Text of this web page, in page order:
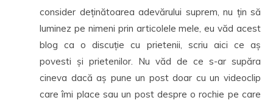
consider deținătoarea adevărului suprem, nu țin să
luminez pe nimeni prin articolele mele, eu văd acest
blog ca o discuție cu prietenii, scriu aici ce aș
povesti și prietenilor. Nu văd de ce s-ar supăra
cineva dacă aș pune un post doar cu un videoclip
care îmi place sau un post despre o rochie pe care